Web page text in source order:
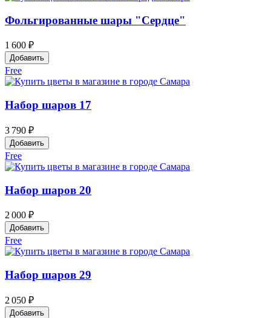
Фольгированные шары "Сердце"
1 600 ₽
Добавить
Free
Набор шаров 17
3 790 ₽
Добавить
Free
Набор шаров 20
2 000 ₽
Добавить
Free
Набор шаров 29
2 050 ₽
Добавить